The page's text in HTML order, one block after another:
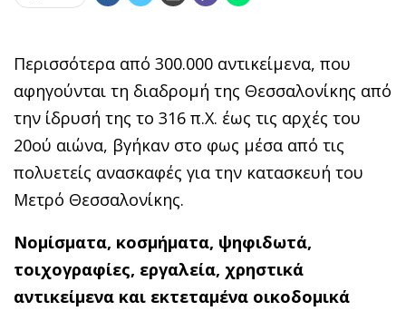
Περισσότερα από 300.000 αντικείμενα, που
αφηγούνται τη διαδρομή της Θεσσαλονίκης από
την ίδρυσή της το 316 π.Χ. έως τις αρχές του
20ού αιώνα, βγήκαν στο φως μέσα από τις
πολυετείς ανασκαφές για την κατασκευή του
Μετρό Θεσσαλονίκης.
Νομίσματα, κοσμήματα, ψηφιδωτά,
τοιχογραφίες, εργαλεία, χρηστικά
αντικείμενα και εκτεταμένα οικοδομικά